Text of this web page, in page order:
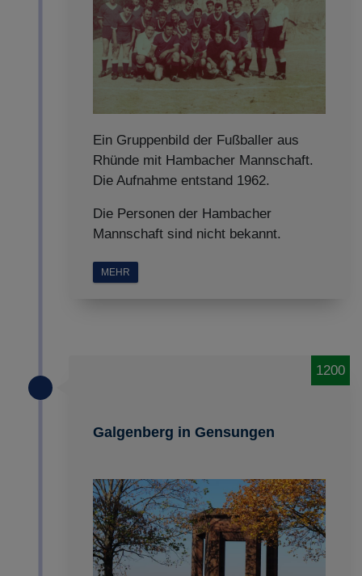
Ein Gruppenbild der Fußballer aus
Rhünde mit Hambacher Mannschaft.
Die Aufnahme entstand 1962.
Die Personen der Hambacher
Mannschaft sind nicht bekannt.
MEHR
Galgenberg in Gensungen
1200